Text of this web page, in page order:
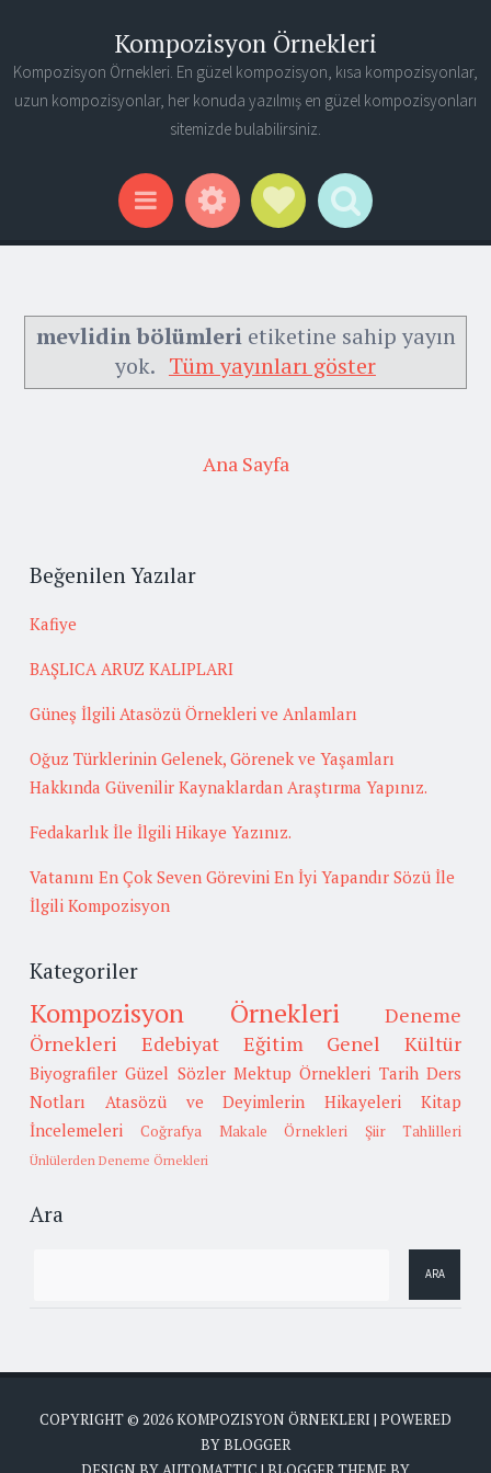
Kompozisyon Örnekleri
Kompozisyon Örnekleri. En güzel kompozisyon, kısa kompozisyonlar,
uzun kompozisyonlar, her konuda yazılmış en güzel kompozisyonları
sitemizde bulabilirsiniz.
Menu WidgetsSocial Links
Search
mevlidin bölümlerietiketine sahip yayın
yok. Tüm yayınları göster
Ana Sayfa
Beğenilen Yazılar
Kafiye
BAŞLICA ARUZ KALIPLARI
Güneş İlgili Atasözü Örnekleri ve Anlamları
Oğuz Türklerinin Gelenek, Görenek ve Yaşamları
Hakkında Güvenilir Kaynaklardan Araştırma Yapınız.
Fedakarlık İle İlgili Hikaye Yazınız.
Vatanını En Çok Seven Görevini En İyi Yapandır Sözü İle
İlgili Kompozisyon
Kategoriler
Kompozisyon Örnekleri
Deneme
Örnekleri
Edebiyat Eğitim Genel Kültür
Biyografiler Güzel Sözler Mektup Örnekleri Tarih Ders
Notları
Atasözü ve Deyimlerin Hikayeleri
Kitap
İncelemeleri
Coğrafya Makale Örnekleri Şiir Tahlilleri
Ünlülerden Deneme Örnekleri
Ara
COPYRIGHT © 2026KOMPOZISYON ÖRNEKLERI | POWERED
BYBLOGGER